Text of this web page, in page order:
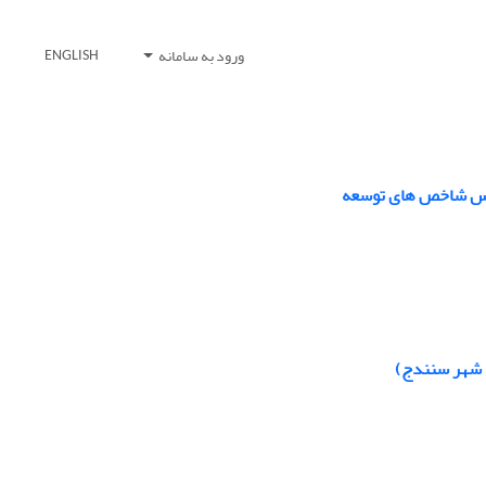
ورود به سامانه ENGLISH
شاخص های توسعه
شهر سنندج)